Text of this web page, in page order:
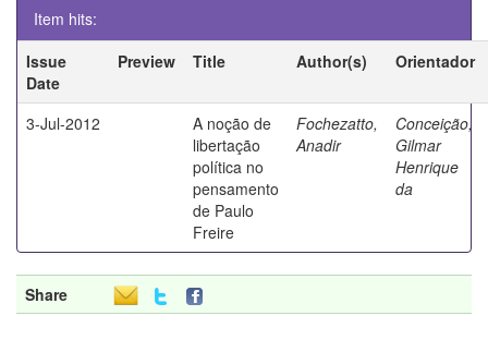
Item hits:
Issue
Date
Preview Title Author(s) Orientador
3-Jul-2012
A noção de
libertação
política no
pensamento
de Paulo
Freire
Fochezatto,
Anadir
Conceição,
Gilmar
Henrique
da
Share